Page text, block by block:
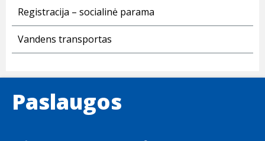
Registracija – socialinė parama
Vandens transportas
Paslaugos